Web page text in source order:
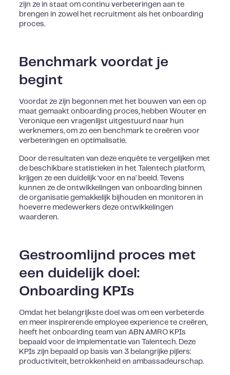
zijn ze in staat om continu verbeteringen aan te
brengen in zowel het recruitment als het onboarding
proces.
Benchmark voordat je
begint
Voordat ze zijn begonnen met het bouwen van een op
maat gemaakt onboarding proces, hebben Wouter en
Veronique een vragenlijst uitgestuurd naar hun
werknemers, om zo een benchmark te creëren voor
verbeteringen en optimalisatie.
Door de resultaten van deze enquête te vergelijken met
de beschikbare statistieken in het Talentech platform,
krijgen ze een duidelijk ‘voor en na’ beeld. Tevens
kunnen ze de ontwikkelingen van onboarding binnen
de organisatie gemakkelijk bijhouden en monitoren in
hoeverre medewerkers deze ontwikkelingen
waarderen.
Gestroomlijnd proces met
een duidelijk doel:
Onboarding KPIs
Omdat het belangrijkste doel was om een verbeterde
en meer inspirerende employee experience te creëren,
heeft het onboarding team van ABN AMRO KPIs
bepaald voor de implementatie van Talentech. Deze
KPIs zijn bepaald op basis van 3 belangrijke pijlers:
productiviteit, betrokkenheid en ambassadeurschap.